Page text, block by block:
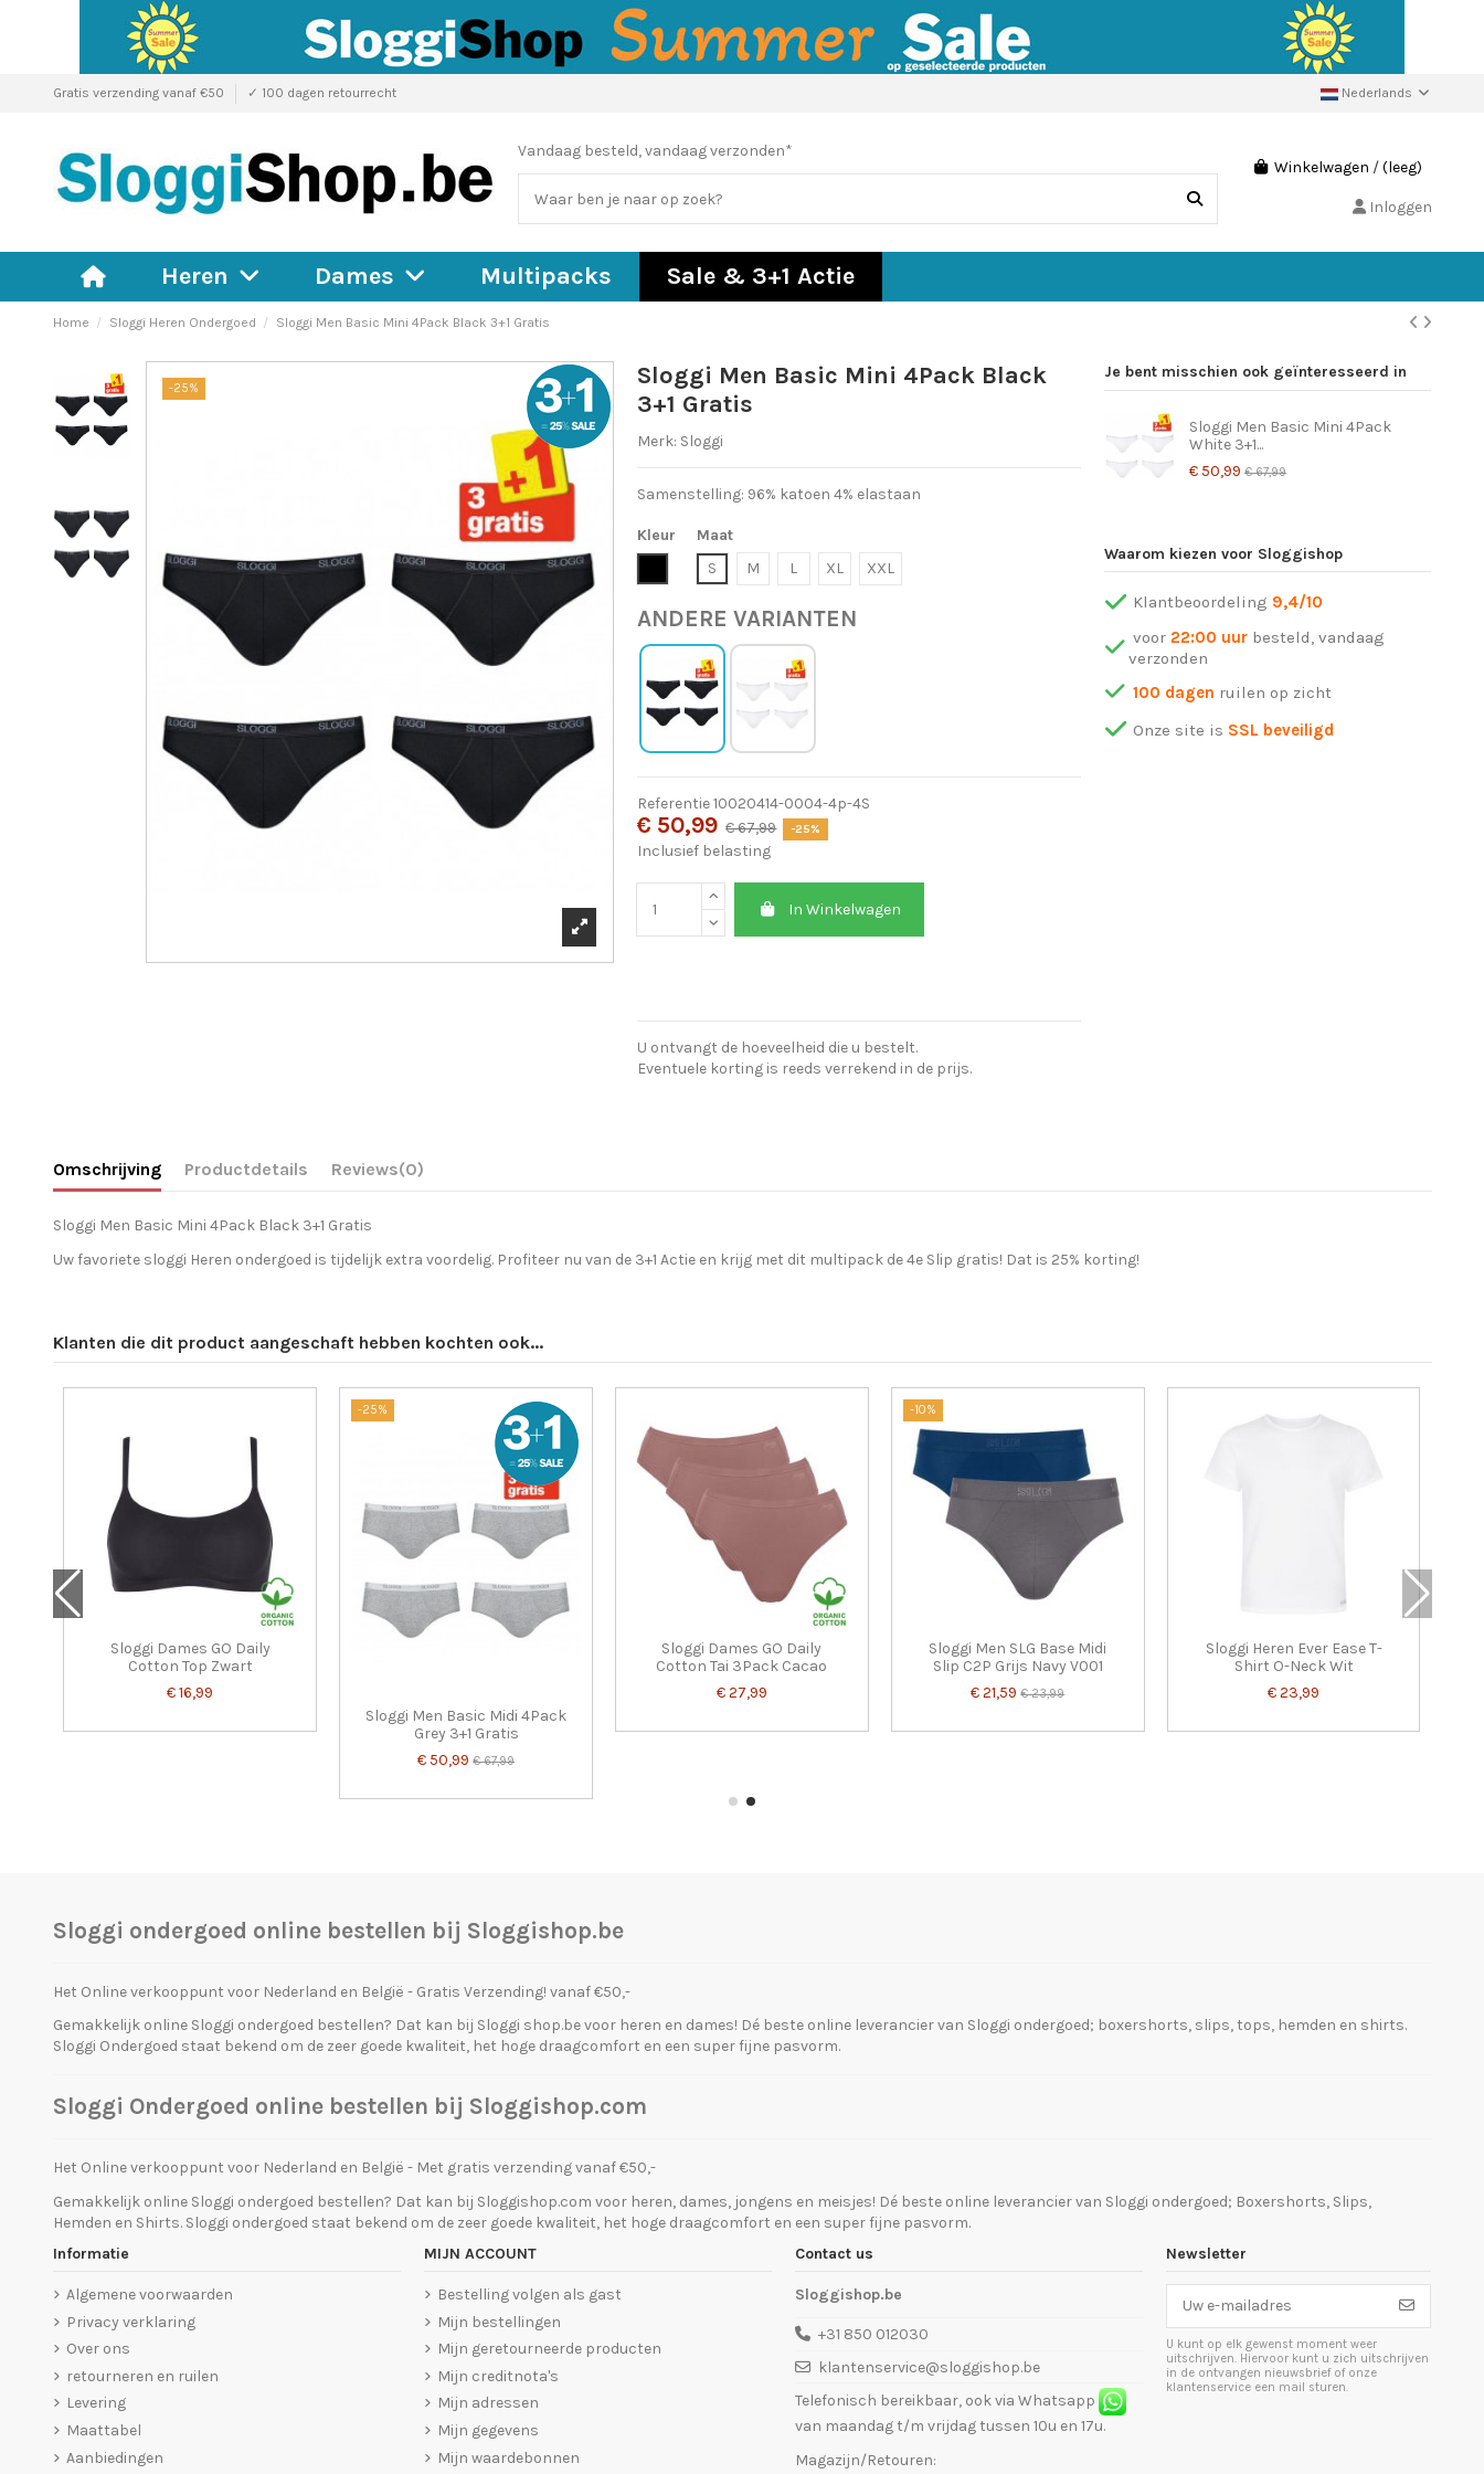
Gratis verzending vanaf €50 ✓ 100 dagen retourrecht Nederlands
Vandaag besteld, vandaag verzonden*
Winkelwagen /(leeg)
Inloggen
Heren Dames Multipacks Sale & 3+1 Actie
Home Sloggi Heren Ondergoed Sloggi Men Basic Mini 4Pack Black 3+1 Gratis
-25%
Sloggi Men Basic Mini 4Pack Black
3+1 Gratis
Merk: Sloggi
Samenstelling: 96% katoen 4% elastaan
Kleur
Maat
S
M L XL XXL
ANDERE VARIANTEN
Referentie10020414-0004-4p-4S
€ 50,99 € 67,99 -25%
Inclusief belasting
In Winkelwagen
U ontvangt de hoeveelheid die u bestelt.
Eventuele korting is reeds verrekend in de prijs.
Je bent misschien ook geïnteresseerd in
Sloggi Men Basic Mini 4Pack
White 3+1...
€ 50,99 € 67,99
Waarom kiezen voor Sloggishop
Klantbeoordeling 9,4/10
voor 22:00 uurbesteld, vandaag
verzonden
100 dagen ruilen op zicht
Onze site is SSL beveiligd
Omschrijving Productdetails Reviews(0)
Sloggi Men Basic Mini 4Pack Black 3+1 Gratis
Uw favoriete sloggi Heren ondergoed is tijdelijk extra voordelig. Profiteer nu van de 3+1 Actie en krijg met dit multipack de 4e Slip gratis! Dat is 25% korting!
Klanten die dit product aangeschaft hebben kochten ook...
Sloggi Dames GO Daily
Cotton Top Zwart
€ 16,99
-25%
Sloggi Men Basic Midi 4Pack
Grey 3+1 Gratis
€ 50,99€ 67,99
Sloggi Dames GO Daily
Cotton Tai 3Pack Cacao
€ 27,99
-10%
Sloggi Men SLG Base Midi
Slip C2P Grijs Navy V001
€ 21,59€ 23,99
Sloggi Heren Ever Ease T-
Shirt O-Neck Wit
€ 23,99
Sloggi ondergoed online bestellen bij Sloggishop.be
Het Online verkooppunt voor Nederland en België - Gratis Verzending! vanaf €50,-
Gemakkelijk online Sloggi ondergoed bestellen? Dat kan bij Sloggi shop.be voor heren en dames! Dé beste online leverancier van Sloggi ondergoed; boxershorts, slips, tops, hemden en shirts.
Sloggi Ondergoed staat bekend om de zeer goede kwaliteit, het hoge draagcomfort en een super fijne pasvorm.
Sloggi Ondergoed online bestellen bij Sloggishop.com
Het Online verkooppunt voor Nederland en België - Met gratis verzending vanaf €50,-
Gemakkelijk online Sloggi ondergoed bestellen? Dat kan bij Sloggishop.com voor heren, dames, jongens en meisjes! Dé beste online leverancier van Sloggi ondergoed; Boxershorts, Slips,
Hemden en Shirts. Sloggi ondergoed staat bekend om de zeer goede kwaliteit, het hoge draagcomfort en een super fijne pasvorm.
Informatie
Algemene voorwaarden
Privacy verklaring
Over ons
retourneren en ruilen
Levering
Maattabel
Aanbiedingen
MIJN ACCOUNT
Bestelling volgen als gast
Mijn bestellingen
Mijn geretourneerde producten
Mijn creditnota's
Mijn adressen
Mijn gegevens
Mijn waardebonnen
Contact us
Sloggishop.be
+31 850 012030
klantenservice@sloggishop.be
Telefonisch bereikbaar, ook via Whatsapp
van maandag t/m vrijdag tussen 10u en 17u.
Magazijn/Retouren:
Newsletter
U kunt op elk gewenst moment weer
uitschrijven. Hiervoor kunt u zich uitschrijven
in de ontvangen nieuwsbrief of onze
klantenservice een mail sturen.